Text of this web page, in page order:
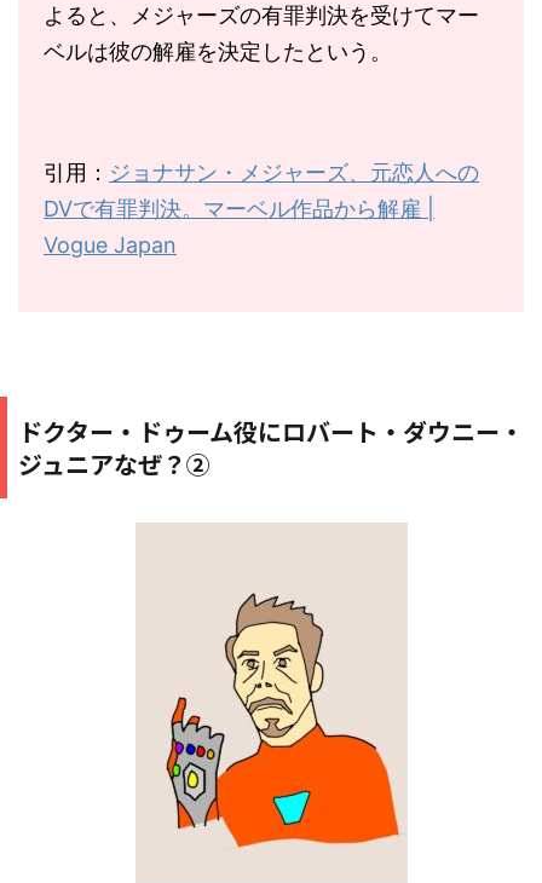
よると、メジャーズの有罪判決を受けてマー
ベルは彼の解雇を決定したという。
引用： ジョナサン・メジャーズ、元恋人への
DVで有罪判決。マーベル作品から解雇
Vogue Japan
ドクター・ドゥーム役にロバート・ダウニー・
ジュニアなぜ？②